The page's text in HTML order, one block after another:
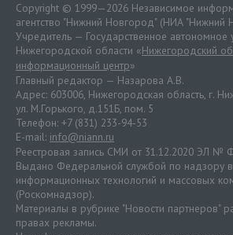
Copyright © 1999—2026 Независимое
агентство "Нижний Новгород" (НИА "Нижний
Учредитель — Государственное автономное
Нижегородской области «Нижегородский
информационный центр»
Главный редактор — Назарова А.В.
Адрес: 603006, Нижегородская область, г.
ул. М.Горького, д.151Б, пом. 5
Телефон: +7 (831) 233-94-53
E-mail: info@niann.ru
Реестровая запись СМИ от 31.12.2020 ЭЛ №
Выдано Федеральной службой по надзору в
информационных технологий и массовых
(Роскомнадзор).
Материалы в рубрике "Новости партнеров"
правах рекламы.